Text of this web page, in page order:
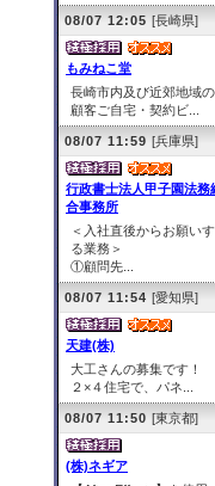
08/07 12:05 [長崎県]
もみねこ堂
長崎市内及び近郊地域の
顧客ご自宅・契約ビ...
08/07 11:59 [兵庫県]
行政書士法人甲子園法務
合事務所
＜入社直後からお願いす
る業務＞
①顧問先...
08/07 11:54 [愛知県]
天建(株)
大工さんの募集です！
２×４住宅で、パネ...
08/07 11:50 [東京都]
(株)ネギア